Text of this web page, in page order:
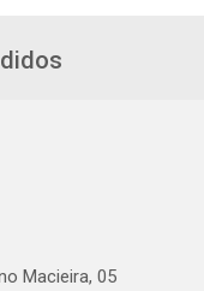
Macieira, 05